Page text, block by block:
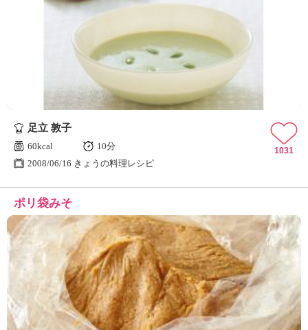
足立 敦子
60kcal
10分
2008/06/16 きょうの料理レシピ
1031
ポリ袋みそ